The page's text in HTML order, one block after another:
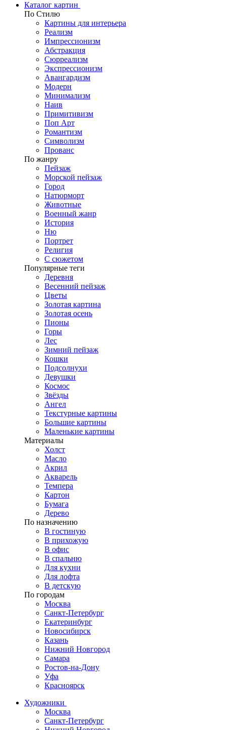
Каталог картин
По Стилю
Картины для интерьера
Реализм
Импрессионизм
Абстракция
Сюрреализм
Экспрессионизм
Авангардизм
Модерн
Минимализм
Наив
Примитивизм
Поп Арт
Романтизм
Символизм
Прованс
По жанру
Пейзаж
Морской пейзаж
Город
Натюрморт
Животные
Военный жанр
История
Ню
Портрет
Религия
С сюжетом
Популярные теги
Деревня
Весенний пейзаж
Цветы
Золотая картина
Золотая осень
Пионы
Горы
Лес
Зимний пейзаж
Кошки
Подсолнухи
Девушки
Космос
Звёзды
Ангел
Текстурные картины
Большие картины
Маленькие картины
Материалы
Холст
Масло
Акрил
Акварель
Темпера
Картон
Бумага
Дерево
По назначению
В гостиную
В прихожую
В офис
В спальню
Для кухни
Для лофта
В детскую
По городам
Москва
Санкт-Петербург
Екатеринбург
Новосибирск
Казань
Нижний Новгород
Самара
Ростов-на-Дону
Уфа
Красноярск
Художники
Москва
Санкт-Петербург